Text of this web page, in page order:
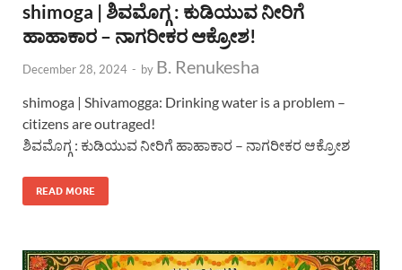
shimoga | ಶಿವಮೊಗ್ಗ : ಕುಡಿಯುವ ನೀರಿಗೆ
ಹಾಹಾಕಾರ – ನಾಗರೀಕರ ಆಕ್ರೋಶ!
December 28, 2024 - by B. Renukesha
shimoga | Shivamogga: Drinking water is a problem –
citizens are outraged!
ಶಿವಮೊಗ್ಗ : ಕುಡಿಯುವ ನೀರಿಗೆ ಹಾಹಾಕಾರ – ನಾಗರೀಕರ ಆಕ್ರೋಶ
READ MORE